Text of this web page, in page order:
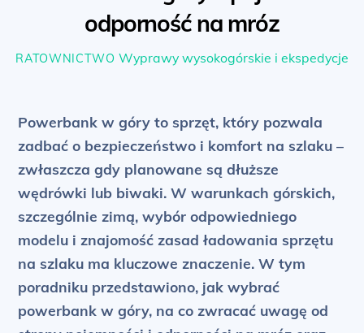
odporność na mróz
RATOWNICTWO Wyprawy wysokogórskie i ekspedycje
Powerbank w góry to sprzęt, który pozwala
zadbać o bezpieczeństwo i komfort na szlaku –
zwłaszcza gdy planowane są dłuższe
wędrówki lub biwaki. W warunkach górskich,
szczególnie zimą, wybór odpowiedniego
modelu i znajomość zasad ładowania sprzętu
na szlaku ma kluczowe znaczenie. W tym
poradniku przedstawiono, jak wybrać
powerbank w góry, na co zwracać uwagę od